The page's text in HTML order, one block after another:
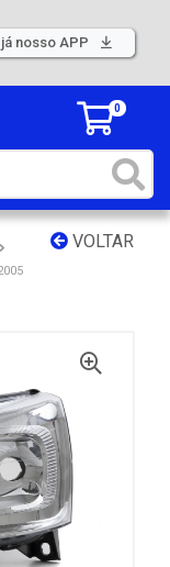
nosso APP
0
VOLTAR